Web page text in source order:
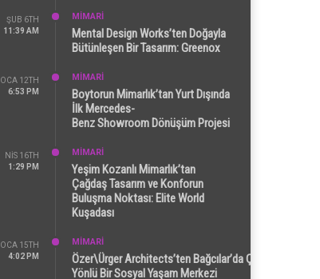
ŞUB 6TH
11:39 AM
MİMARİ
Mental Design Works’ten Doğayla
Bütünleşen Bir Tasarım: Greenox
OCA 12TH
6:53 PM
MİMARİ
Boytorun Mimarlık’tan Yurt Dışında
İlk Mercedes-
Benz Showroom Dönüşüm Projesi
NIS 16TH
1:29 PM
MİMARİ
Yeşim Kozanlı Mimarlık’tan
Çağdaş Tasarım ve Konforun
Buluşma Noktası: Elite World
Kuşadası
OCA 15TH
4:02 PM
MİMARİ
Özer\Ürger Architects’ten Bağcılar’da Çok
Yönlü Bir Sosyal Yaşam Merkezi